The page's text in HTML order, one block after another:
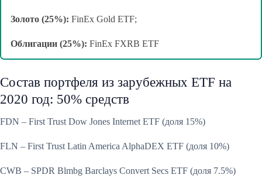
Золото (25%): FinEx Gold ETF;
Облигации (25%): FinEx FXRB ETF
Состав портфеля из зарубежных ETF на
2020 год: 50% средств
FDN – First Trust Dow Jones Internet ETF (доля 15%)
FLN – First Trust Latin America AlphaDEX ETF (доля 10%)
CWB – SPDR Blmbg Barclays Convert Secs ETF (доля 7.5%)